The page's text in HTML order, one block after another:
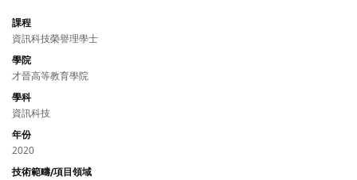
課程
資訊科技榮譽理學士
學院
才晉高等教育學院
學科
資訊科技
年份
2020
技術範疇/項目領域